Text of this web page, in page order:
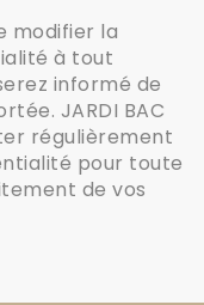
modifier la
à tout
informé de
JARDI BAC
régulièrement
pour toute
de vos